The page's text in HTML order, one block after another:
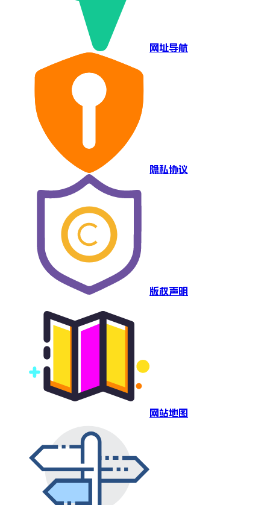
网址导航
隐私协议
版权声明
网站地图